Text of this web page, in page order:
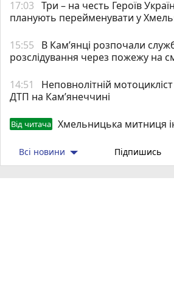
17:03 Три – на честь Героїв
планують перейменувати у
15:55
В Кам’янці розпочали
розслідування через пожежу на
14:51
Неповнолітній
ДТП на Кам’янеччині
Від читача Хмельницька митниця
Всі новини Підпишись